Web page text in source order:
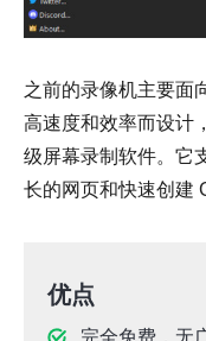
之前的录像机主要面
高速度和效率而设计
级屏幕录制软件。它
长的网页和快速创建
优点
完全免费，无